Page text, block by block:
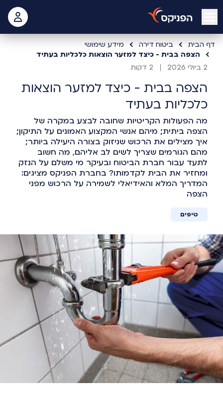
open mobile menu
דף הבית ביטוח דירה
מידע שימושי
הצפה בבית - כיצד למזער הוצאות כלכליות בעתיד
2 ביולי 2026
2 דקות
הצפה בבית - כיצד למזער הוצאות
כלכליות בעתיד
מה הפעולות הקריטיות שחובה לבצע במקרה של
הצפה ביתית; מיהם אנשי המקצוע האמונים על התיקון;
איך מצילים את הרכוש שניזוק בצורה היעילה ביותר;
מהם הגורמים שצריך לשים לב אליהם, מה חשוב
לתעד עבור חברת הביטוח ובעיקר מי משלם על הנזק
ומחזיר את הבית לקדמותו? בחברת הפניקס מציגים:
המדריך המלא והאידיאלי לשמירה על הרכוש מפני
הצפה
טיפים